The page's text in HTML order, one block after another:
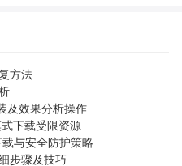
方法
及效果分析操作
下载受限资源
与安全防护策略
步骤及技巧